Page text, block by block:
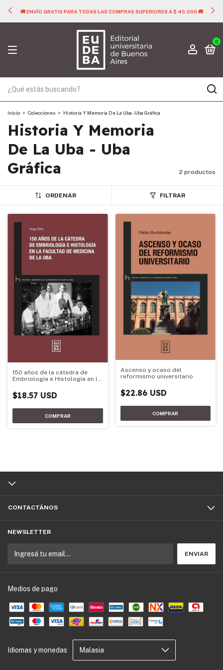
🚚 ENVÍO GRATIS PARA TODAS LAS COMPRAS SUPERIORES A $ 40.000 🚚
0
Inicio > Colecciones > Historia Y Memoria De La Uba - Uba Gráfica
Historia Y Memoria
De La Uba - Uba
Gráfica
2 productos
ORDENAR FILTRAR
150 años de la cátedra de
Embriología e Histología en la
UBA
$18.57 USD
Ascenso y ocaso del
reformismo universitario
$22.86 USD
CONTACTÁNOS
NEWSLETTER
Medios de pago
Idiomas y monedas